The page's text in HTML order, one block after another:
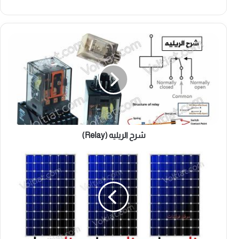
شرح الريليه (Relay)
شروط
توصيل
الشمسية